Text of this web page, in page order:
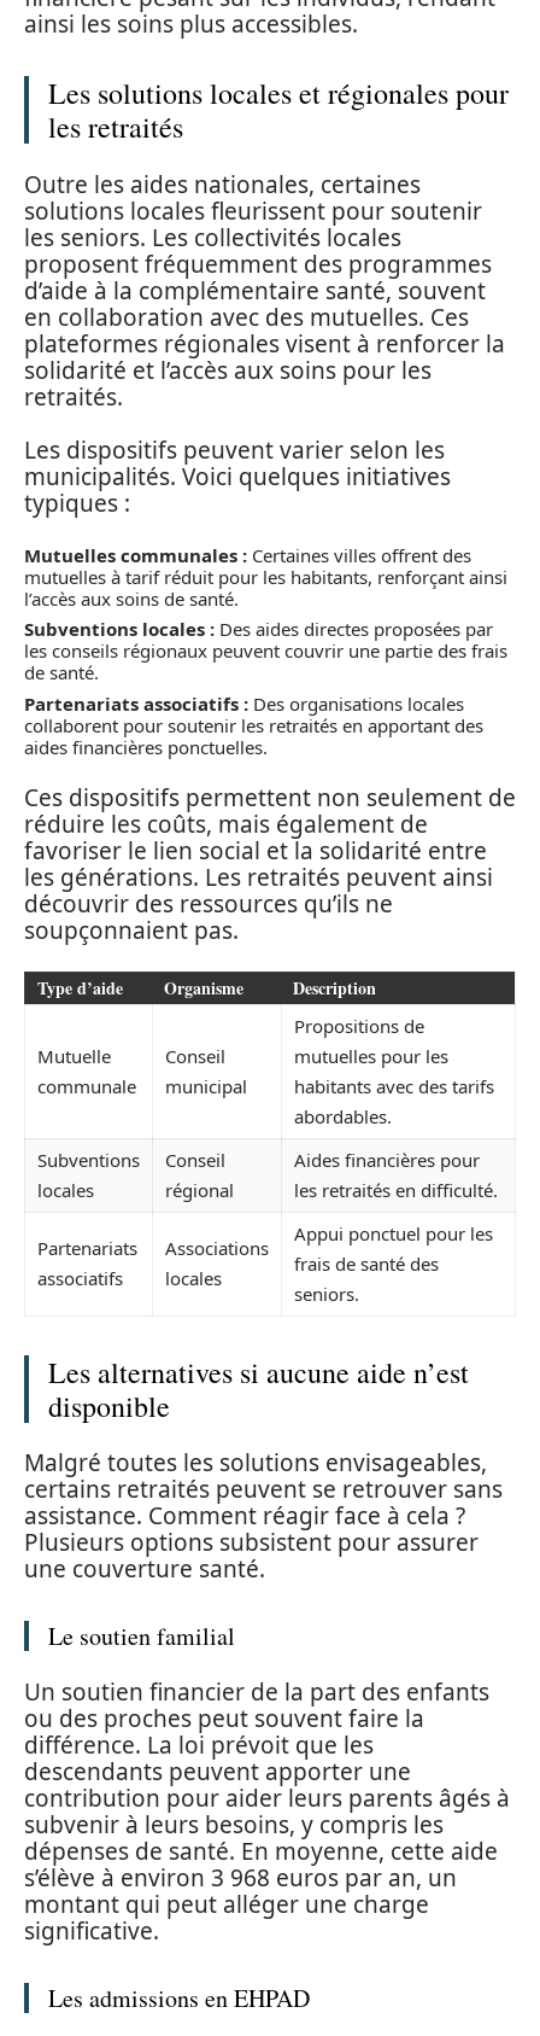
ainsi les soins plus accessibles.
Les solutions locales et régionales pour
les retraités
Outre les aides nationales, certaines
solutions locales fleurissent pour soutenir
les seniors. Les collectivités locales
proposent fréquemment des programmes
d’aide à la complémentaire santé, souvent
en collaboration avec des mutuelles. Ces
plateformes régionales visent à renforcer la
solidarité et l’accès aux soins pour les
retraités.
Les dispositifs peuvent varier selon les
municipalités. Voici quelques initiatives
typiques :
Mutuelles communales : Certaines villes offrent des
mutuelles à tarif réduit pour les habitants, renforçant ainsi
l’accès aux soins de santé.
Subventions locales : Des aides directes proposées par
les conseils régionaux peuvent couvrir une partie des frais
de santé.
Partenariats associatifs : Des organisations locales
collaborent pour soutenir les retraités en apportant des
aides financières ponctuelles.
Ces dispositifs permettent non seulement de
réduire les coûts, mais également de
favoriser le lien social et la solidarité entre
les générations. Les retraités peuvent ainsi
découvrir des ressources qu’ils ne
soupçonnaient pas.
Type d’aide Organisme Description
Mutuelle
communale
Conseil
municipal
Propositions de
mutuelles pour les
habitants avec des tarifs
abordables.
Subventions
locales
Conseil
régional
Aides financières pour
les retraités en difficulté.
Partenariats
associatifs
Associations
locales
Appui ponctuel pour les
frais de santé des
seniors.
Les alternatives si aucune aide n’est
disponible
Malgré toutes les solutions envisageables,
certains retraités peuvent se retrouver sans
assistance. Comment réagir face à cela ?
Plusieurs options subsistent pour assurer
une couverture santé.
Le soutien familial
Un soutien financier de la part des enfants
ou des proches peut souvent faire la
différence. La loi prévoit que les
descendants peuvent apporter une
contribution pour aider leurs parents âgés à
subvenir à leurs besoins, y compris les
dépenses de santé. En moyenne, cette aide
s’élève à environ 3 968 euros par an, un
montant qui peut alléger une charge
significative.
Les admissions en EHPAD